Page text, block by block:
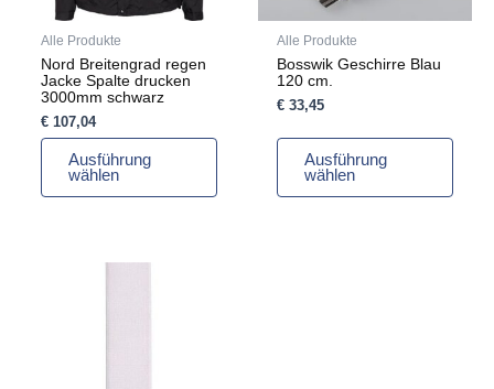
Alle Produkte
Nord Breitengrad regen
Jacke Spalte drucken
3000mm schwarz
€107,04
Ausführung
wählen
auf
der
Produktseite
gewählt
werden
Alle Produkte
Bosswik Geschirre Blau
120 cm.
€33,45
Ausführung
wählen
auf
der
Produktseite
werden